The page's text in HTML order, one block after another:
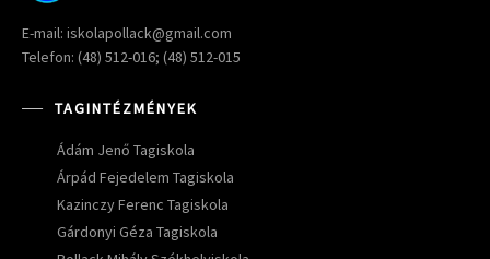
E-mail: iskolapollack@gmail.com
Telefon: (48) 512-016; (48) 512-015
TAGINTÉZMÉNYEK
Ádám Jenő Tagiskola
Árpád Fejedelem Tagiskola
Kazinczy Ferenc Tagiskola
Gárdonyi Géza Tagiskola